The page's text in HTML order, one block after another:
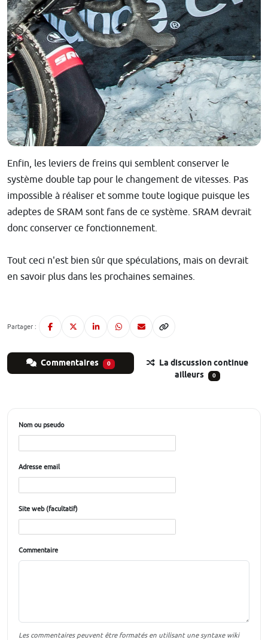
Enfin, les leviers de freins qui semblent conserver le
système double tap pour le changement de vitesses. Pas
impossible à réaliser et somme toute logique puisque les
adeptes de SRAM sont fans de ce système. SRAM devrait
donc conserver ce fonctionnement.
Tout ceci n'est bien sûr que spéculations, mais on devrait
en savoir plus dans les prochaines semaines.
Partager :
Commentaires 0
La discussion continue
ailleurs
0
Nom ou pseudo
Adresse email
Site web (facultatif)
Commentaire
Les commentaires peuvent être formatés en utilisant une syntaxe wiki